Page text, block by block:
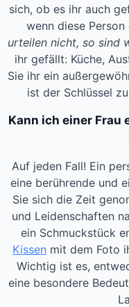
sich, ob es ihr auch
wenn diese
urteilen nicht, so sind
ihr gefällt: Küche,
Sie ihr ein
ist der Schlüssel
Kann ich einer Frau
Auf jeden Fall! Ein
eine berührende und
Sie sich die Zeit
und Leidenschaften
ein Schmuckstück
Kissen mit dem Foto
Wichtig ist es,
eine besondere